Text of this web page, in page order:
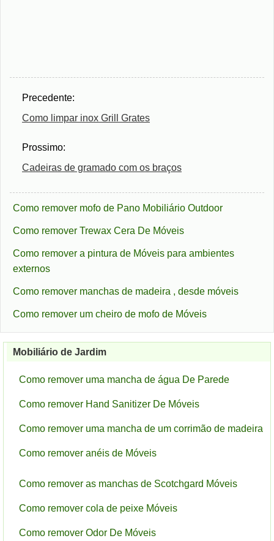
Precedente:
Como limpar inox Grill Grates
Prossimo:
Cadeiras de gramado com os braços
Como remover mofo de Pano Mobiliário Outdoor
Como remover Trewax Cera De Móveis
Como remover a pintura de Móveis para ambientes
externos
Como remover manchas de madeira , desde móveis
Como remover um cheiro de mofo de Móveis
Mobiliário de Jardim
Como remover uma mancha de água De Parede
Como remover Hand Sanitizer De Móveis
Como remover uma mancha de um corrimão de madeira
Como remover anéis de Móveis
Como remover as manchas de Scotchgard Móveis
Como remover cola de peixe Móveis
Como remover Odor De Móveis